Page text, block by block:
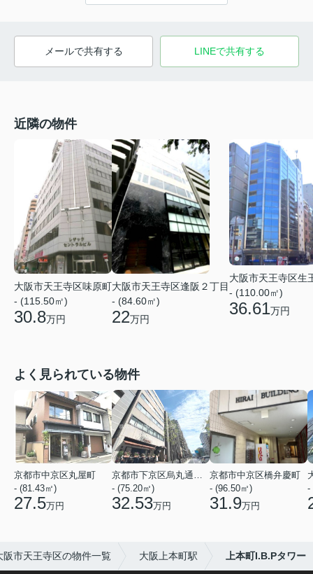
メールで共有する LINEで共有する
近隣の物件
大阪市天王寺区味原町
- (115.50㎡)
30.8万円
大阪市天王寺区逢阪２丁目
- (84.60㎡)
22万円
大阪市天王寺区生
- (110.00㎡)
36.61万円
よく見られている物件
京都市中京区丸屋町
- (81.43㎡)
27.5万円
- (75.20㎡)
32.53万円
京都市中京区橋弁慶町
- (96.50㎡)
31.9万円
-
阪市天王寺区の物件一覧 大阪上本町駅 上本町I.B.Pタワー